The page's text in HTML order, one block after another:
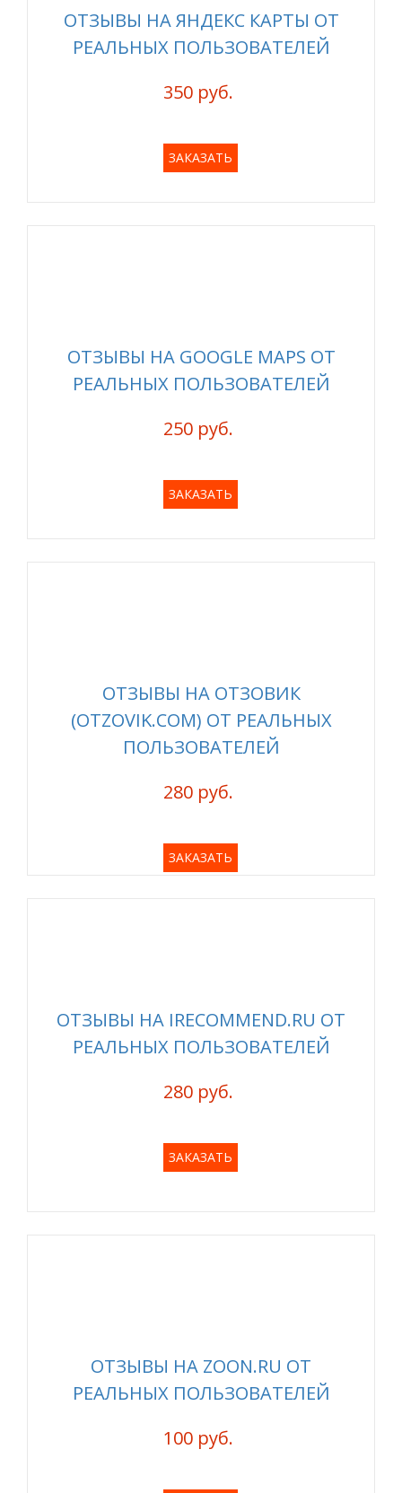
ОТЗЫВЫ НА ЯНДЕКС КАРТЫ ОТ
РЕАЛЬНЫХ ПОЛЬЗОВАТЕЛЕЙ
350 руб.
ЗАКАЗАТЬ
ОТЗЫВЫ НА GOOGLE MAPS ОТ
РЕАЛЬНЫХ ПОЛЬЗОВАТЕЛЕЙ
250 руб.
ЗАКАЗАТЬ
ОТЗЫВЫ НА ОТЗОВИК
(OTZOVIK.COM) ОТ РЕАЛЬНЫХ
ПОЛЬЗОВАТЕЛЕЙ
280 руб.
ЗАКАЗАТЬ
ОТЗЫВЫ НА IRECOMMEND.RU ОТ
РЕАЛЬНЫХ ПОЛЬЗОВАТЕЛЕЙ
280 руб.
ЗАКАЗАТЬ
ОТЗЫВЫ НА ZOON.RU ОТ
РЕАЛЬНЫХ ПОЛЬЗОВАТЕЛЕЙ
100 руб.